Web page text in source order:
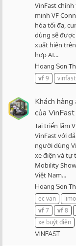
VinFast
minh VF
hóa tối đa,
dùng sẽ
xuất hiện
hợp AI...
Hoang Son
vf9 vinfast
Khách
của
Tại triển lãm
VinFast với
người dùng
xe điện và tự
Mobility
Việt Nam...
Hoang Son
ec van
vf7 vf8
xe buýt điện
VINFAST